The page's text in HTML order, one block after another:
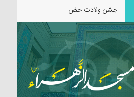
جشن ولادت حضرت زینب